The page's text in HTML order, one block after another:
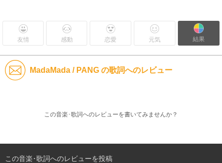
友情 感動 恋愛 元気 結果
MadaMada / PANG の歌詞へのレビュー
この音楽･歌詞へのレビューを書いてみませんか？
この音楽･歌詞へのレビューを投稿